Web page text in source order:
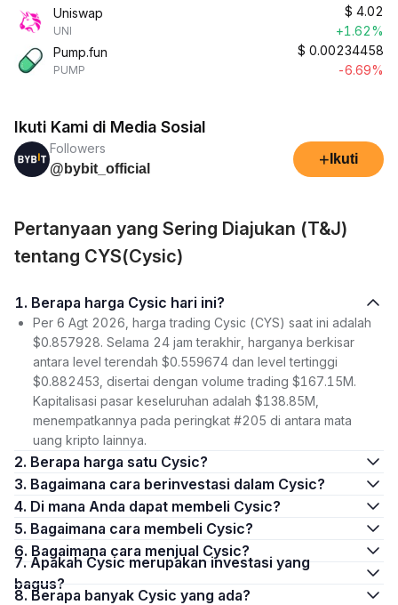
Uniswap
UNI
$ 4.02
+1.62%
Pump.fun
PUMP
$ 0.00234458
-6.69%
Ikuti Kami di Media Sosial
Followers
@bybit_official
+ Ikuti
Pertanyaan yang Sering Diajukan (T&J)
tentang CYS(Cysic)
1. Berapa harga Cysic hari ini?
Per 6 Agt 2026, harga trading Cysic (CYS) saat ini adalah
$0.857928. Selama 24 jam terakhir, harganya berkisar
antara level terendah $0.559674 dan level tertinggi
$0.882453, disertai dengan volume trading $167.15M.
Kapitalisasi pasar keseluruhan adalah $138.85M,
menempatkannya pada peringkat #205 di antara mata
uang kripto lainnya.
2. Berapa harga satu Cysic?
3. Bagaimana cara berinvestasi dalam Cysic?
4. Di mana Anda dapat membeli Cysic?
5. Bagaimana cara membeli Cysic?
6. Bagaimana cara menjual Cysic?
7. Apakah Cysic merupakan investasi yang
bagus?
8. Berapa banyak Cysic yang ada?